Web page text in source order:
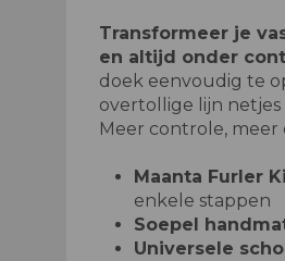
Transformeer je
en altijd onder
doek eenvoudig te
overtollige lijn
Meer controle,
Maanta Furler
enkele stappen
Soepel
Universele